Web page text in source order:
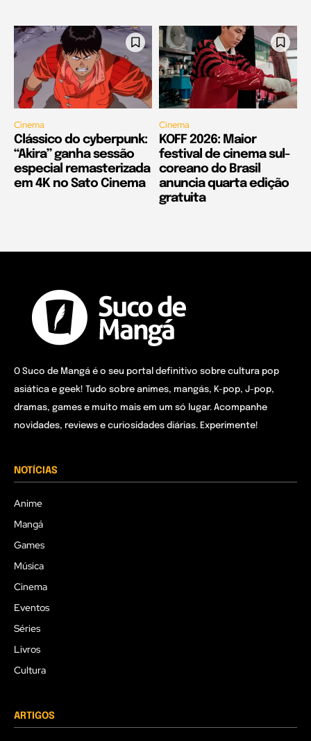
Cinema
Clássico do cyberpunk:
“Akira” ganha sessão
especial remasterizada
em 4K no Sato Cinema
Cinema
KOFF 2026: Maior
festival de cinema sul-
coreano do Brasil
anuncia quarta edição
gratuita
O Suco de Mangá é o seu portal definitivo sobre cultura pop
asiática e geek! Tudo sobre animes, mangás, K-pop, J-pop,
dramas, games e muito mais em um só lugar. Acompanhe
novidades, reviews e curiosidades diárias. Experimente!
NOTÍCIAS
Anime
Mangá
Games
Música
Cinema
Eventos
Séries
Livros
Cultura
ARTIGOS